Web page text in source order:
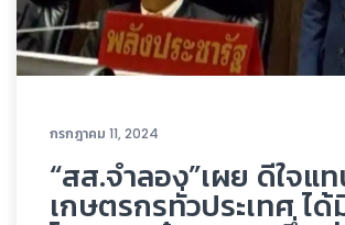
กรกฎาคม 11, 2024
“สส.จำลอง”เผย ดีใจแ
เกษตรกรทั่วประเทศ ได้